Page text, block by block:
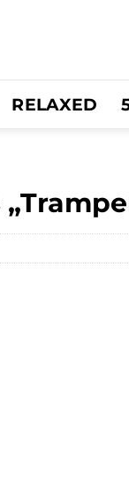
RELAXED